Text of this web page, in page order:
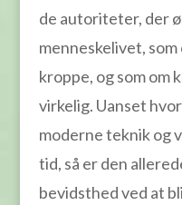
de autoriteter, der
menneskelivet,
kroppe, og som om
virkelig. Uanset
moderne teknik og
tid, så er den
bevidsthed ved at